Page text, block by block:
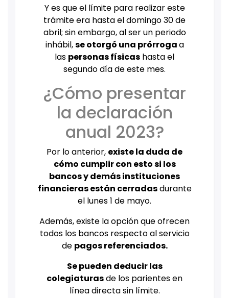
Y es que el límite para realizar este
trámite era hasta el domingo 30 de
abril; sin embargo, al ser un periodo
inhábil,se otorgó una prórrogaa
las personas físicas hasta el
segundo día de este mes.
¿Cómo presentar
la declaración
anual 2023?
Por lo anterior, existe la duda de
cómo cumplir con esto si los
bancos y demás instituciones
financieras están cerradasdurante
el lunes 1 de mayo.
Además, existe la opción que ofrecen
todos los bancos respecto al servicio
de pagos referenciados.
Se pueden deducir las
colegiaturasde los parientes en
línea directa sin límite.